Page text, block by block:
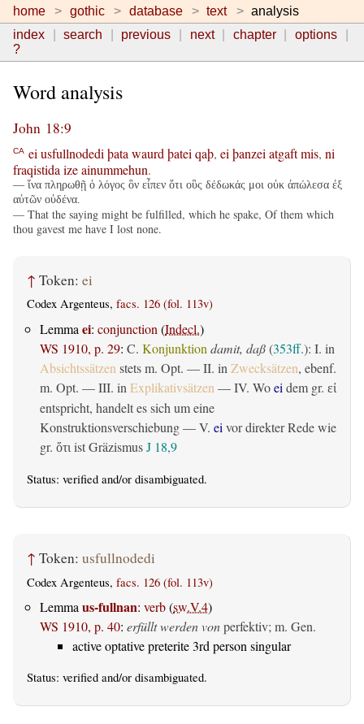
home gothic database text
analysis
index
search previous next chapter
options
?
Word analysis
John 18:9
CA ei usfullnodedi þata waurd þatei qaþ, ei þanzei atgaftmis, ni
fraqistida izeainummehun.
— ἵνα πληρωθῇ ὁ λόγος ὃν εἶπεν ὅτι οὓς δέδωκάς μοι οὐκ ἀπώλεσα ἐξ
αὐτῶν οὐδένα.
— That the saying might be fulfilled, which he spake, Of them which
thou gavest me have I lost none.
↑ Token: ei
Codex Argenteus, facs. 126 (fol. 113v)
Lemma ei: conjunction (Indecl.)
WS 1910, p. 29: C. Konjunktion damit, daß(353ff.): I. in
Absichtssätzen stets m. Opt. — II. in Zwecksätzen, ebenf.
m. Opt. — III. in Explikativsätzen — IV. Woei dem gr. εἰ
entspricht, handelt es sich um eine
Konstruktionsverschiebung — V. ei vor direkter Rede wie
gr. ὅτι ist GräzismusJ 18,9
Status: verified and/or disambiguated.
↑ Token: usfullnodedi
Codex Argenteus, facs. 126 (fol. 113v)
Lemma us-fullnan: verb(sw.V.4)
WS 1910, p. 40: erfüllt werden vonperfektiv; m. Gen.
active optative preterite 3rd person singular
Status: verified and/or disambiguated.